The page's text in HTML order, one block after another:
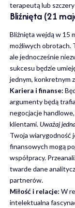
terapeutą lub
Bliźnięta (21
Bliźnięta wejdą w 15
możliwych obrotach.
ale jednocześnie
sukcesu będzie
jednym, konkretnym
Kariera i finanse:
argumenty będą
negocjacje
klientami. Uważaj
Twoja wiarygodność
finansowych mogą
współpracy.
twarde dane
partnerów.
Miłość i relacje: W
intelektualna